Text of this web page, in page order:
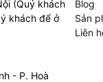
(Quý khách
khách để ở
- P. Hoà
Blog
Sản
Liên